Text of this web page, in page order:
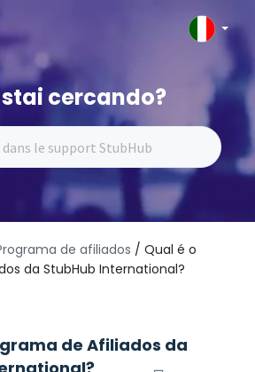
cercando?
de afiliados / Qual é o
da StubHub International?
de Afiliados da